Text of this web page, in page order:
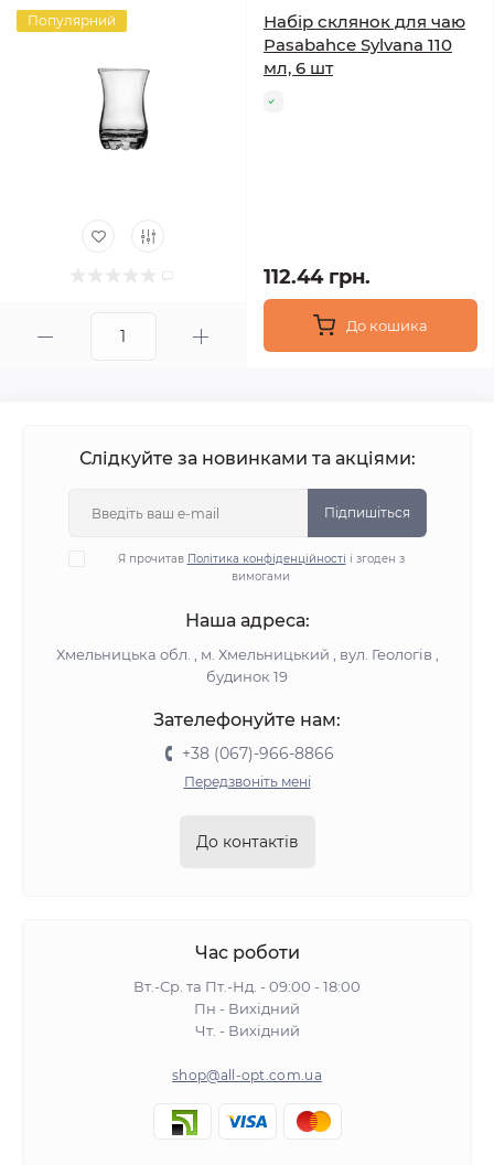
Популярний
Набір склянок для чаю
Pasabahce Sylvana 110
мл, 6 шт
112.44 грн.
До кошика
Слідкуйте за новинками та акціями:
Підпишіться
Я прочитав Політика конфіденційності і згоден з
вимогами
Наша адреса:
Хмельницька обл. , м. Хмельницький , вул. Геологів ,
будинок 19
Зателефонуйте нам:
+38 (067)-966-8866
Передзвоніть мені
До контактів
Час роботи
Вт.-Ср. та Пт.-Нд. - 09:00 - 18:00
Пн - Вихідний
Чт. - Вихідний
shop@all-opt.com.ua